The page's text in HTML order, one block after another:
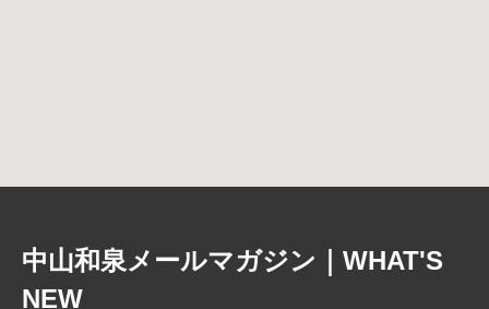
中山和泉メールマガジン｜WHAT'S
NEW